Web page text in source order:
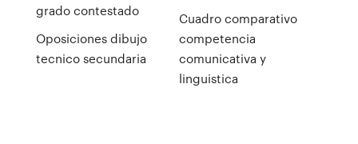
grado contestado
Oposiciones dibujo
tecnico secundaria
Cuadro comparativo
competencia
comunicativa y
linguistica